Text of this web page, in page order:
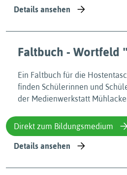
Details ansehen
Faltbuch - Wortfeld
Ein Faltbuch für die
finden Schülerinnen und
der Medienwerkstatt
Direkt zum Bildungsmedium
Details ansehen